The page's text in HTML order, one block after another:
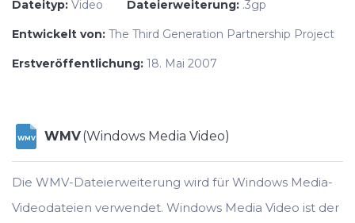
Dateityp: Video Dateierweiterung: .3gp
Entwickelt von: The Third Generation Partnership Project
Erstveröffentlichung: 18. Mai 2007
WMV WMV(Windows Media Video)
Die WMV-Dateierweiterung wird für Windows Media-
Videodateien verwendet. Windows Media Video ist der